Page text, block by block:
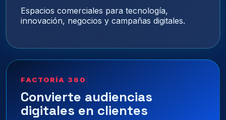
Espacios comerciales para tecnología,
innovación, negocios y campañas digitales.
FACTORÍA 360
Convierte audiencias
digitales en clientes